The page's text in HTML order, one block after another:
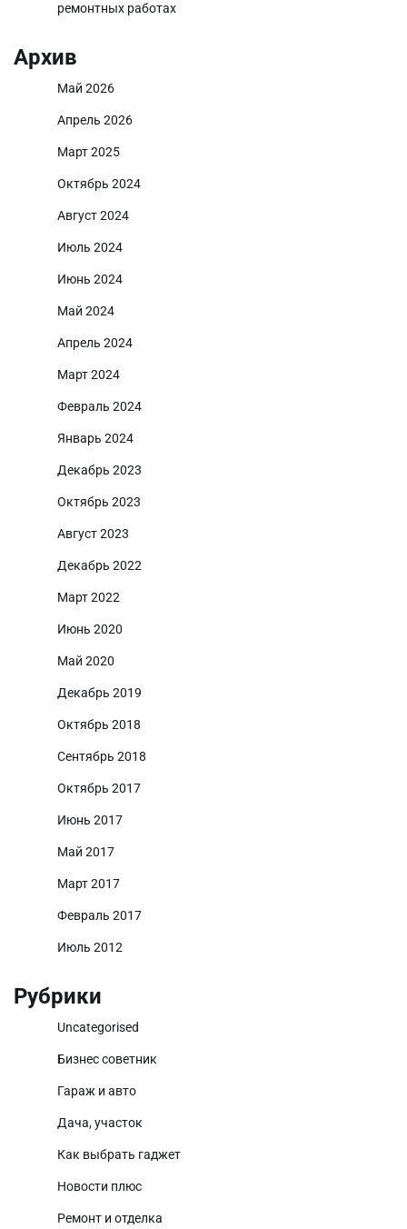
ремонтных работах
Архив
Май 2026
Апрель 2026
Март 2025
Октябрь 2024
Август 2024
Июль 2024
Июнь 2024
Май 2024
Апрель 2024
Март 2024
Февраль 2024
Январь 2024
Декабрь 2023
Октябрь 2023
Август 2023
Декабрь 2022
Март 2022
Июнь 2020
Май 2020
Декабрь 2019
Октябрь 2018
Сентябрь 2018
Октябрь 2017
Июнь 2017
Май 2017
Март 2017
Февраль 2017
Июль 2012
Рубрики
Uncategorised
Бизнес советник
Гараж и авто
Дача, участок
Как выбрать гаджет
Новости плюс
Ремонт и отделка